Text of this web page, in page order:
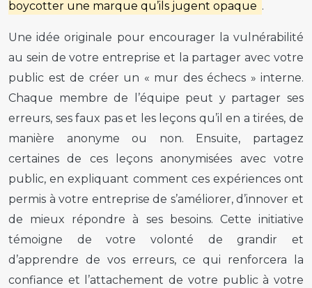
boycotter une marque qu’ils jugent opaque .
Une idée originale pour encourager la vulnérabilité
au sein de votre entreprise et la partager avec votre
public est de créer un « mur des échecs » interne.
Chaque membre de l’équipe peut y partager ses
erreurs, ses faux pas et les leçons qu’il en a tirées, de
manière anonyme ou non. Ensuite, partagez
certaines de ces leçons anonymisées avec votre
public, en expliquant comment ces expériences ont
permis à votre entreprise de s’améliorer, d’innover et
de mieux répondre à ses besoins. Cette initiative
témoigne de votre volonté de grandir et
d’apprendre de vos erreurs, ce qui renforcera la
confiance et l’attachement de votre public à votre